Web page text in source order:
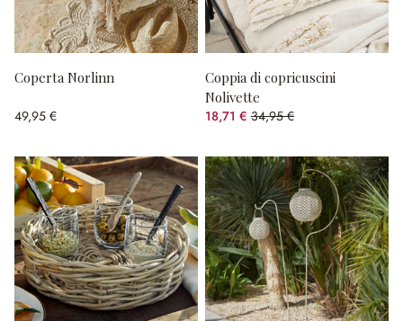
Coperta Norlinn
49,95 €
Coppia di copricuscini
Nolivette
18,71 € 34,95 €
(risparmio 46.47%)